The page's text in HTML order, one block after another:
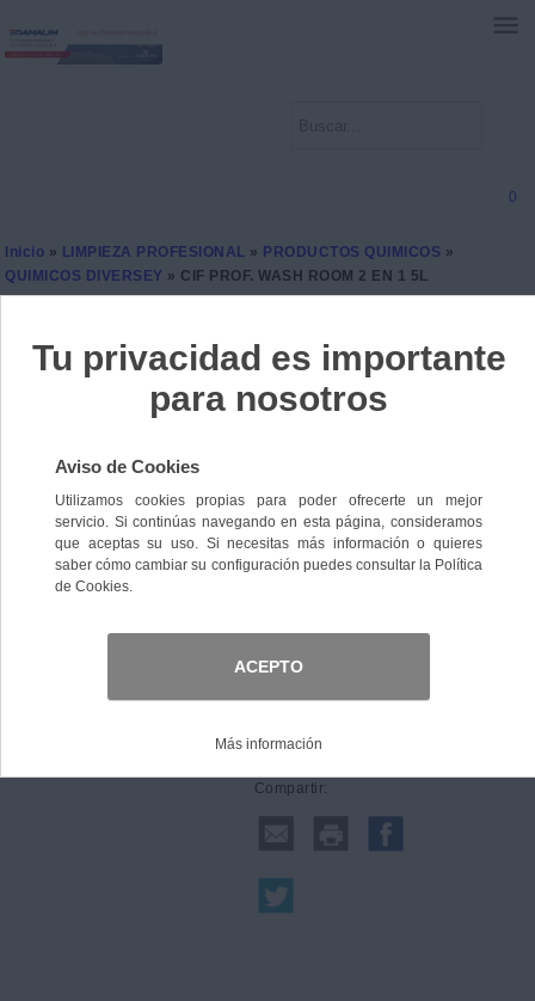
0
Inicio » LIMPIEZA PROFESIONAL » PRODUCTOS QUIMICOS »
QUIMICOS DIVERSEY » CIF PROF. WASH ROOM 2 EN 1 5L
CIF PROF. WASH ROOM 2
EN 1 5L
Ref. 7615400105625
15,9917 €IVA no Incl.
Compartir: